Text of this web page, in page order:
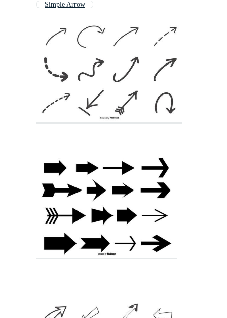
Simple Arrow